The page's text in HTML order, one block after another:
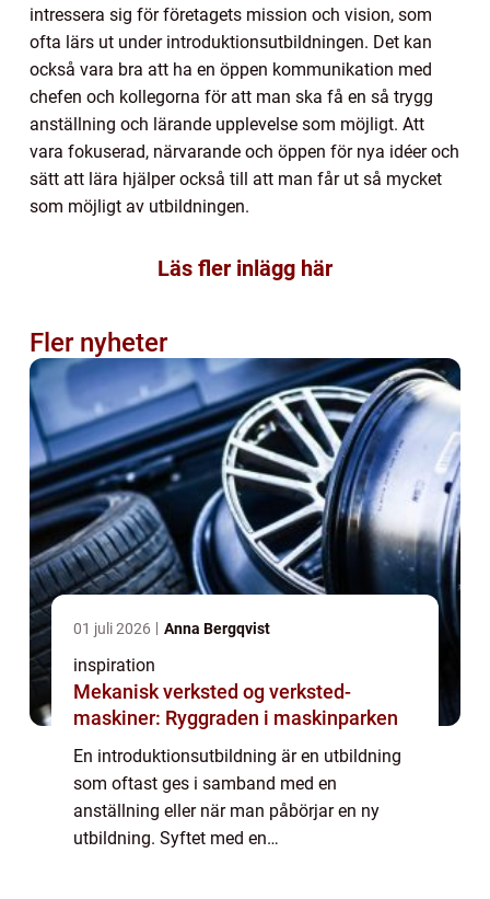
intressera sig för företagets mission och vision, som
ofta lärs ut under introduktionsutbildningen. Det kan
också vara bra att ha en öppen kommunikation med
chefen och kollegorna för att man ska få en så trygg
anställning och lärande upplevelse som möjligt. Att
vara fokuserad, närvarande och öppen för nya idéer och
sätt att lära hjälper också till att man får ut så mycket
som möjligt av utbildningen.
Läs fler inlägg här
Fler nyheter
01 juli 2026 Anna Bergqvist
inspiration
Mekanisk verksted og verksted-
maskiner: Ryggraden i maskinparken
En introduktionsutbildning är en utbildning
som oftast ges i samband med en
anställning eller när man påbörjar en ny
utbildning. Syftet med en